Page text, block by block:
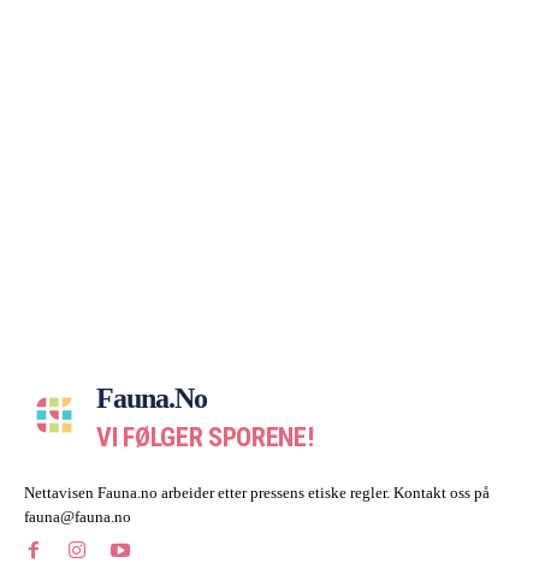
Fauna.no
VI FØLGER SPORENE!
Nettavisen Fauna.no arbeider etter pressens etiske regler. Kontakt oss på
fauna@fauna.no